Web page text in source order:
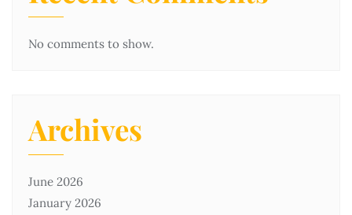
No comments to show.
Archives
June 2026
January 2026